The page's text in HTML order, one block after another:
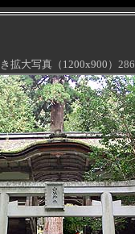
拡大写真（1200x900 ）